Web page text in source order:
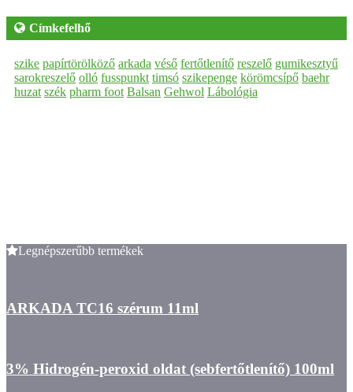
Címkefelhő
szike papírtörölköző arkada véső fertőtlenítő reszelő gumikesztyű
sarokreszelő olló fusspunkt timsó szikepenge körömcsípő baehr
huzat szék pharm foot Balsan Gehwol Lábológia
Legnépszerűbb termékek
ARKADA TC16 szérum 11ml
3% Hidrogén-peroxid oldat (sebfertőtlenítő) 100ml